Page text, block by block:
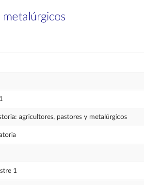
agricultores, pastores y metalúrgicos
1